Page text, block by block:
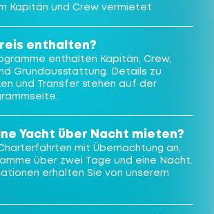
Kapitän und Crew vermietet.
enthalten?
enthalten Kapitän, Crew,
Grundausstattung. Details zu
und Transfer stehen auf der
Yacht über Nacht mieten?
mit Übernachtung an,
über zwei Tage und eine Nacht.
erhalten Sie von unserem